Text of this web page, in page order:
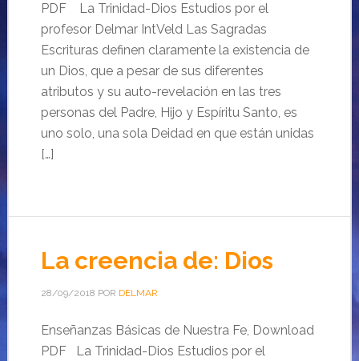
PDF La Trinidad-Dios Estudios por el
profesor Delmar IntVeld Las Sagradas
Escrituras definen claramente la existencia de
un Dios, que a pesar de sus diferentes
atributos y su auto-revelación en las tres
personas del Padre, Hijo y Espíritu Santo, es
uno solo, una sola Deidad en que están unidas
[…]
La creencia de: Dios
28/09/2018 POR DELMAR
Enseñanzas Básicas de Nuestra Fe, Download
PDF La Trinidad-Dios Estudios por el